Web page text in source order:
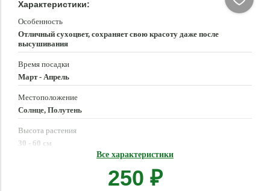
Характеристики:
Особенность
Отличный сухоцвет, сохраняет свою красоту даже после
высушивания
Время посадки
Март - Апрель
Местоположение
Солнце, Полутень
Высота растения
30 - 60 см
Все характеристики
250 ₽